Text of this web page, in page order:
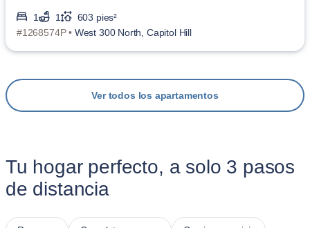
1 1
603 pies²
#1268574P • West 300 North, Capitol Hill
Ver todos los apartamentos
Tu hogar perfecto, a solo 3 pasos
de distancia